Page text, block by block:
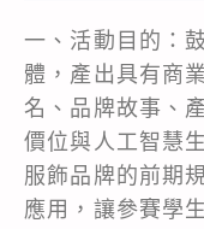
一、活動目的：
體，產出具有商
名、品牌故事、
價位與人工智慧
服飾品牌的前期
應用，讓參賽學